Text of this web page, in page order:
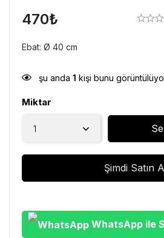
470₺
Ebat: Ø 40 cm
şu anda 1 kişi bunu
Miktar
Şimdi Satın
WhatsApp ile